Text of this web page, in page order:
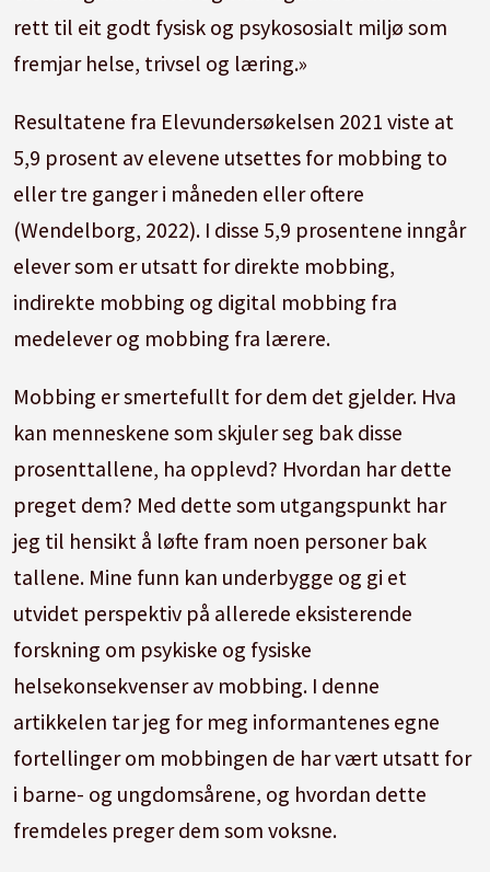
rett til eit godt fysisk og psykososialt miljø som
fremjar helse, trivsel og læring.»
Resultatene fra Elevundersøkelsen 2021 viste at
5,9 prosent av elevene utsettes for mobbing to
eller tre ganger i måneden eller oftere
(Wendelborg, 2022). I disse 5,9 prosentene inngår
elever som er utsatt for direkte mobbing,
indirekte mobbing og digital mobbing fra
medelever og mobbing fra lærere.
Mobbing er smertefullt for dem det gjelder. Hva
kan menneskene som skjuler seg bak disse
prosenttallene, ha opplevd? Hvordan har dette
preget dem? Med dette som utgangspunkt har
jeg til hensikt å løfte fram noen personer bak
tallene. Mine funn kan underbygge og gi et
utvidet perspektiv på allerede eksisterende
forskning om psykiske og fysiske
helsekonsekvenser av mobbing. I denne
artikkelen tar jeg for meg informantenes egne
fortellinger om mobbingen de har vært utsatt for
i barne- og ungdomsårene, og hvordan dette
fremdeles preger dem som voksne.